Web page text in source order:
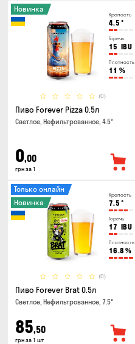
Крепость
4.5 °
Горечь
15 IBU
Плотность
11 %
(0)
Новинка
Пиво Forever Pizza 0.5л
Светлое, Нефильтрованное, 4.5°
0,00
грн за 1
Крепость
7.5 °
Горечь
17 IBU
Плотность
16.8 %
(0)
Только онлайн
Новинка
Пиво Forever Brat 0.5л
Светлое, Нефильтрованное, 7.5°
85,50
грн за 1 шт